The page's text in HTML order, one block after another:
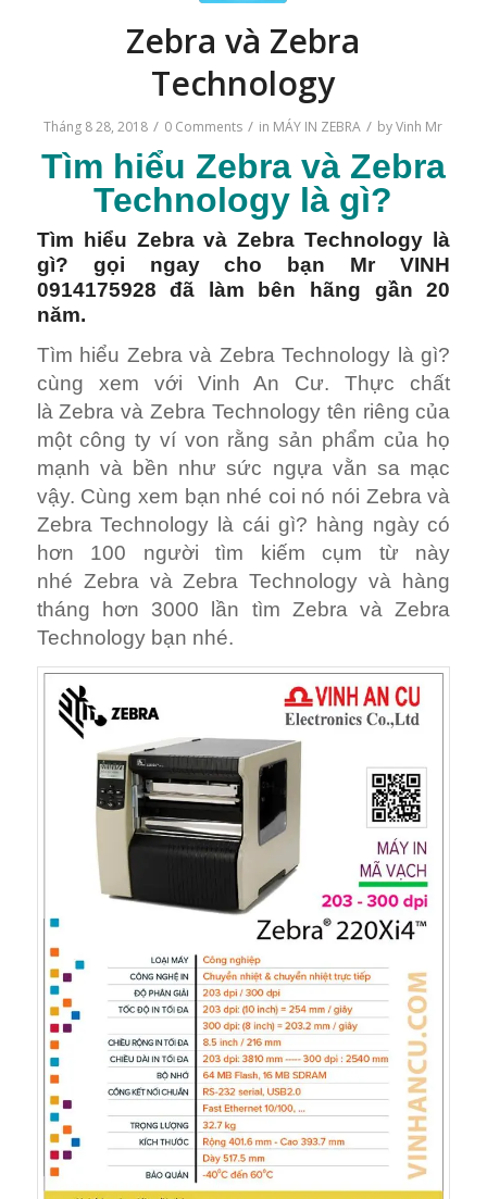
Zebra và Zebra
Technology
Tháng 8 28, 2018 / 0 Comments / in MÁY IN ZEBRA / byVinh Mr
Tìm hiểu Zebra và Zebra
Technology là gì?
Tìm hiểu Zebravà Zebra Technology là
gì? gọi ngay cho bạn Mr VINH
0914175928 đã làm bên hãng gần 20
năm.
Tìm hiểu Zebra và Zebra Technology là gì?
cùng xem với Vinh An Cư. Thực chất
là Zebra và Zebra Technology tên riêng của
một công ty ví von rằng sản phẩm của họ
mạnh và bền như sức ngựa vằn sa mạc
vậy. Cùng xem bạn nhé coi nó nói Zebra và
Zebra Technology là cái gì? hàng ngày có
hơn 100 người tìm kiếm cụm từ này
nhé Zebra và Zebra Technology và hàng
tháng hơn 3000 lần tìm Zebra và Zebra
Technology bạn nhé.